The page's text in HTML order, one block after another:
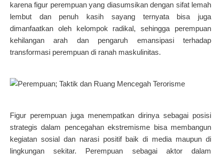
karena figur perempuan yang diasumsikan dengan sifat lemah
lembut dan penuh kasih sayang ternyata bisa juga
dimanfaatkan oleh kelompok radikal, sehingga perempuan
kehilangan arah dan pengaruh emansipasi terhadap
transformasi perempuan di ranah maskulinitas.
Figur perempuan juga menempatkan dirinya sebagai posisi
strategis dalam pencegahan ekstremisme bisa membangun
kegiatan sosial dan narasi positif baik di media maupun di
lingkungan sekitar. Perempuan sebagai aktor dalam